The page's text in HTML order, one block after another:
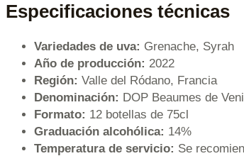
Especificaciones técnicas
Variedades de uva: Grenache, Syrah
Año de producción: 2022
Región: Valle del Ródano, Francia
Denominación: DOP Beaumes de
Formato: 12 botellas de 75cl
Graduación alcohólica: 14%
Temperatura de servicio: Se